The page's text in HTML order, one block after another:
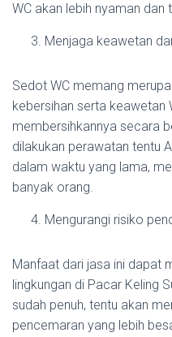
WC akan lebih nyaman
Menjaga keawetan
Sedot WC memang
kebersihan serta keawetan
membersihkannya secara
dilakukan perawatan tentu
dalam waktu yang lama,
banyak orang.
Mengurangi risiko
Manfaat dari jasa ini dapat
lingkungan di Pacar Keling
sudah penuh, tentu akan
pencemaran yang lebih